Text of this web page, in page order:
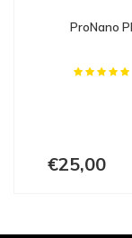
ProNano
€25,00